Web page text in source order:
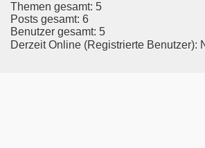
Themen gesamt: 5
Posts gesamt: 6
Benutzer gesamt: 5
Derzeit Online (Registrierte Benutzer):